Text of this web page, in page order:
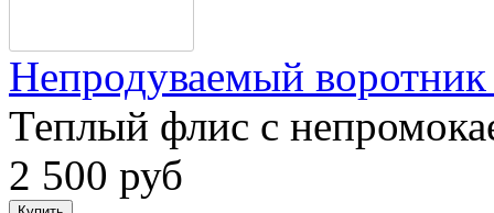
Непродуваемый
Теплый флис с
2 500 руб